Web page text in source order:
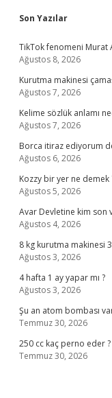
Sidebar
Son Yazılar
TikTok fenomeni Murat
Ağustos 8, 2026
Kurutma makinesi
Ağustos 7, 2026
Kelime sözlük anlamı
Ağustos 7, 2026
Borca itiraz ediyorum
Ağustos 6, 2026
Kozzy bir yer ne demek
Ağustos 5, 2026
Avar Devletine kim son
Ağustos 4, 2026
8 kg kurutma makinesi
Ağustos 3, 2026
4 hafta 1 ay yapar mı ?
Ağustos 3, 2026
Şu an atom bombası
Temmuz 30, 2026
250 cc kaç perno eder ?
Temmuz 30, 2026